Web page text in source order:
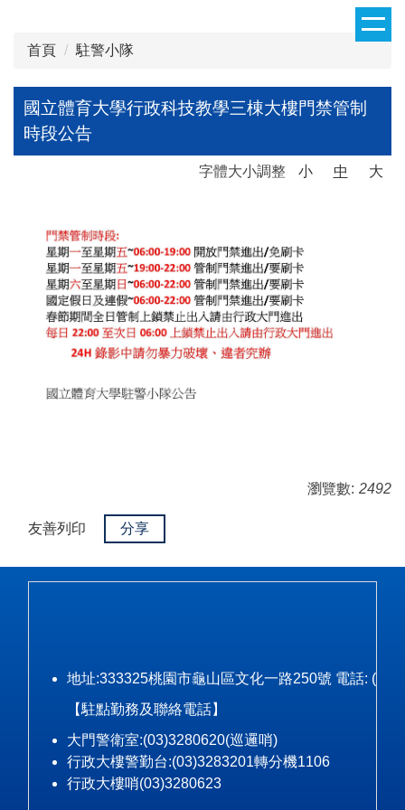
首頁 駐警小隊
國立體育大學行政科技教學三棟大樓門禁管制
時段公告
字體大小調整 小 中 大
瀏覽數: 2492
友善列印 分享
地址:333325桃園市龜山區文化一路250號 電話:
【駐點勤務及聯絡電話】
大門警衛室:(03)3280620(巡邏哨)
行政大樓警勤台:(03)3283201轉分機1106
行政大樓哨(03)3280623